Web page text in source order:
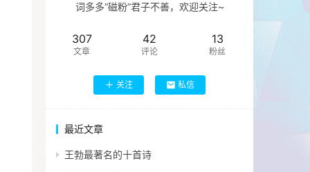
词多多“磁粉”君子不善，欢迎关注~
307
文章
42
评论
13
粉丝
关注 私信
最近文章
王勃最著名的十首诗